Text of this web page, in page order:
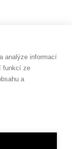
analýze informací
funkcí ze
a